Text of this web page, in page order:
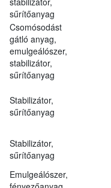
sűrítőanyag
Csomósodást
gátló anyag,
emulgeálószer,
stabilizátor,
sűrítőanyag
Stabilizátor,
sűrítőanyag
Stabilizátor,
sűrítőanyag
Emulgeálószer,